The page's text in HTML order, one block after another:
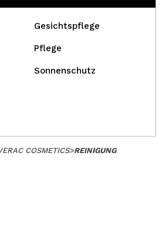
Gesichtspflege
Pflege
Sonnenschutz
COSMETICS>REINIGUNG